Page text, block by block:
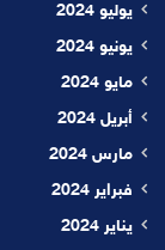
يوليو 2024
يونيو 2024
مايو 2024
أبريل 2024
مارس 2024
فبراير 2024
يناير 2024